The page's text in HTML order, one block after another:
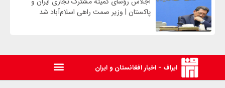
پاکستان | وزیر صمت راهی اسلام‌آباد شد
ایراف - اخبار افغانستان و ایران